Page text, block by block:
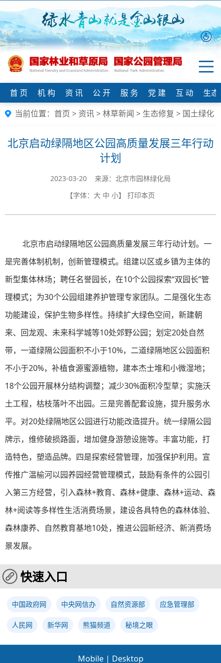
首 页 机 构 资 讯 公 开 服 务 党 建 互 动
生
当前位置： 首页 > 资讯>林草新闻 > 生态修复 > 国土绿化
北京启动绿隔地区公园高质量发展三年行动
计划
2023-03-20 来源：北京市园林绿化局
【字体： 大 中 小】 打印本页
北京市启动绿隔地区公园高质量发展三年行动计划。一
是完善体制机制，创新管理模式。组建以区或乡镇为主体的
新型集体林场；聘任名誉园长，在10个公园探索“双园长”管
理模式；为30个公园组建养护管理专家团队。二是强化生态
功能建设，保护生物多样性。持续扩大绿色空间，新建朝
来、回龙观、未来科学城等10处郊野公园；划定20处自然
带，一道绿隔公园面积不小于10%，二道绿隔地区公园面积
不小于20%，补植食源蜜源植物，建本杰士堆和小微湿地；
18个公园开展林分结构调整；减少30%面积冷型草；实施沃
土工程，枯枝落叶不出园。三是完善配套设施，提升服务水
平。对20处绿隔地区公园进行功能改造提升。统一绿隔公园
牌示，维修破损路面，增加健身游憩设施等。丰富功能，打
造特色，塑造品牌。四是探索经营管理，加强保护利用。宣
传推广温榆河以园养园经营管理模式，鼓励有条件的公园引
入第三方经营，引入森林+教育、森林+健康、森林+运动、森
林+阅读等多样性生活消费场景，建设各具特色的森林体验、
森林康养、自然教育基地10处，推进公园新经济、新消费场
景发展。
快速入口
中国政府网 中央网信办 自然资源部 应急管理部
人民网 新华网 熊猫频道 秘境之眼
Mobile | Desktop